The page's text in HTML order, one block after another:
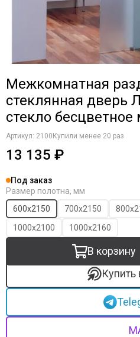
Межкомнатная
стеклянная дверь
стекло бесцветное
Артикул: 2100 Купили менее 20 раз
13 135 ₽
Под заказ
Размер полотна, мм
600х2150
700х2150
1000х2100
1000х2160
В корзину
Купить